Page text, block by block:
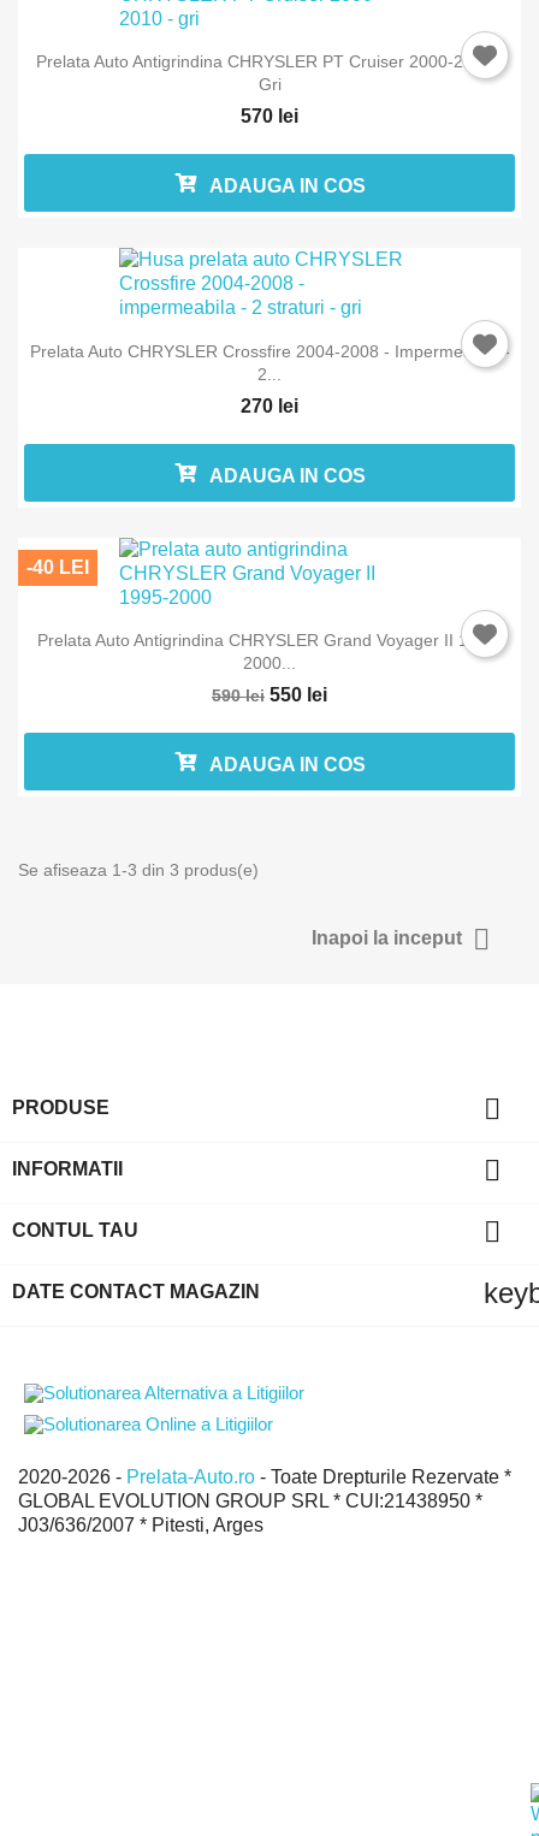
Prelata Auto Antigrindina CHRYSLER PT Cruiser 2000-2010 -
Gri
570 lei
ADAUGA IN COS
Prelata Auto CHRYSLER Crossfire 2004-2008 - Impermeabila -
2...
270 lei
ADAUGA IN COS
Prelata Auto Antigrindina CHRYSLER Grand Voyager II 1995-
2000...
590 lei 550 lei
-40 LEI
ADAUGA IN COS
Se afiseaza 1-3 din 3 produs(e)
Inapoi la inceput 
PRODUSE 
INFORMATII 
CONTUL TAU 
DATE CONTACT MAGAZIN
2020-2026 - Prelata-Auto.ro - Toate Drepturile Rezervate *
GLOBAL EVOLUTION GROUP SRL * CUI:21438950 *
J03/636/2007 * Pitesti, Arges
Intra in cont
Favorite.
Intra in